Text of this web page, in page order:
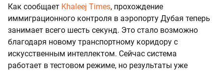
Как сообщает Khaleej Times, прохождение
иммиграционного контроля в аэропорту Дубая теперь
занимает всего шесть секунд. Это стало возможно
благодаря новому транспортному коридору с
искусственным интеллектом. Сейчас система
работает в тестовом режиме, но результаты уже